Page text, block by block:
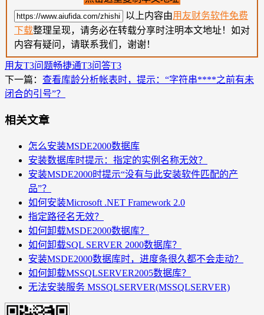
以上内容由用友财务软件免费
下载整理呈现，请务必在转载分享时注明本文地址！如对
内容有疑问，请联系我们，谢谢！
用友T3问题畅捷通T3问答T3
下一篇： 查看库龄分析帐表时，提示：“字符串****之前有未
闭合的引号”？
相关文章
怎么安装MSDE2000数据库
安装数据库时提示：指定的实例名称无效？
安装MSDE2000时提示“没有与此安装软件匹配的产
品”？
如何安装Microsoft .NET Framework 2.0
指定路径名无效？
如何卸载MSDE2000数据库？
如何卸载SQL SERVER 2000数据库？
安装MSDE2000数据库时，进度条很久都不会走动？
如何卸载MSSQLSERVER2005数据库？
无法安装服务 MSSQLSERVER(MSSQLSERVER)